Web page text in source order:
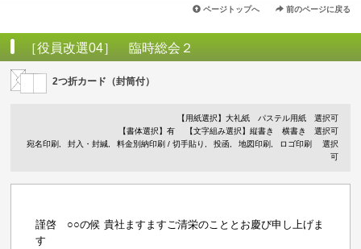
ページトップへ 前のページに戻る
［役員改選04］ 臨時総会２
2つ折カード（封筒付）
【用紙選択】 大礼紙 パステル用紙選択可
【書体選択】有
【文字組み選択】縦書き 横書き 選択可
宛名印刷
封入・封緘 料金別納印刷 / 切手貼り 投函 地図印刷 ロゴ印刷
選択
可
謹啓 ○○の候 貴社ますますご清栄のこととお慶び申し上げま
す